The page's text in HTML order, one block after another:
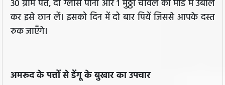
30 ग्राम पत्ते, दो ग्लास पानी और 1 मुठ्ठी चावल की मांड में उबाल
कर इसे छान लें। इसको दिन में दो बार पियें जिससे आपके दस्त
रुक जाएँगे।
अमरूद के पत्तों से डेंगू के बुखार का उपचार